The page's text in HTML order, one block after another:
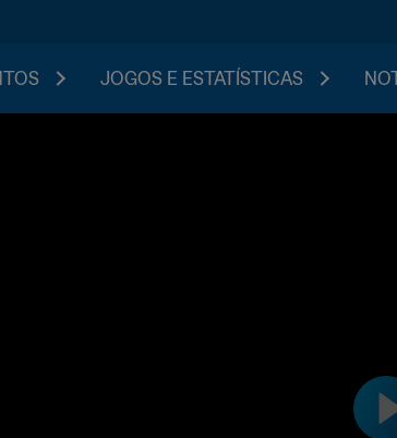
JOGOS E ESTATÍSTICAS